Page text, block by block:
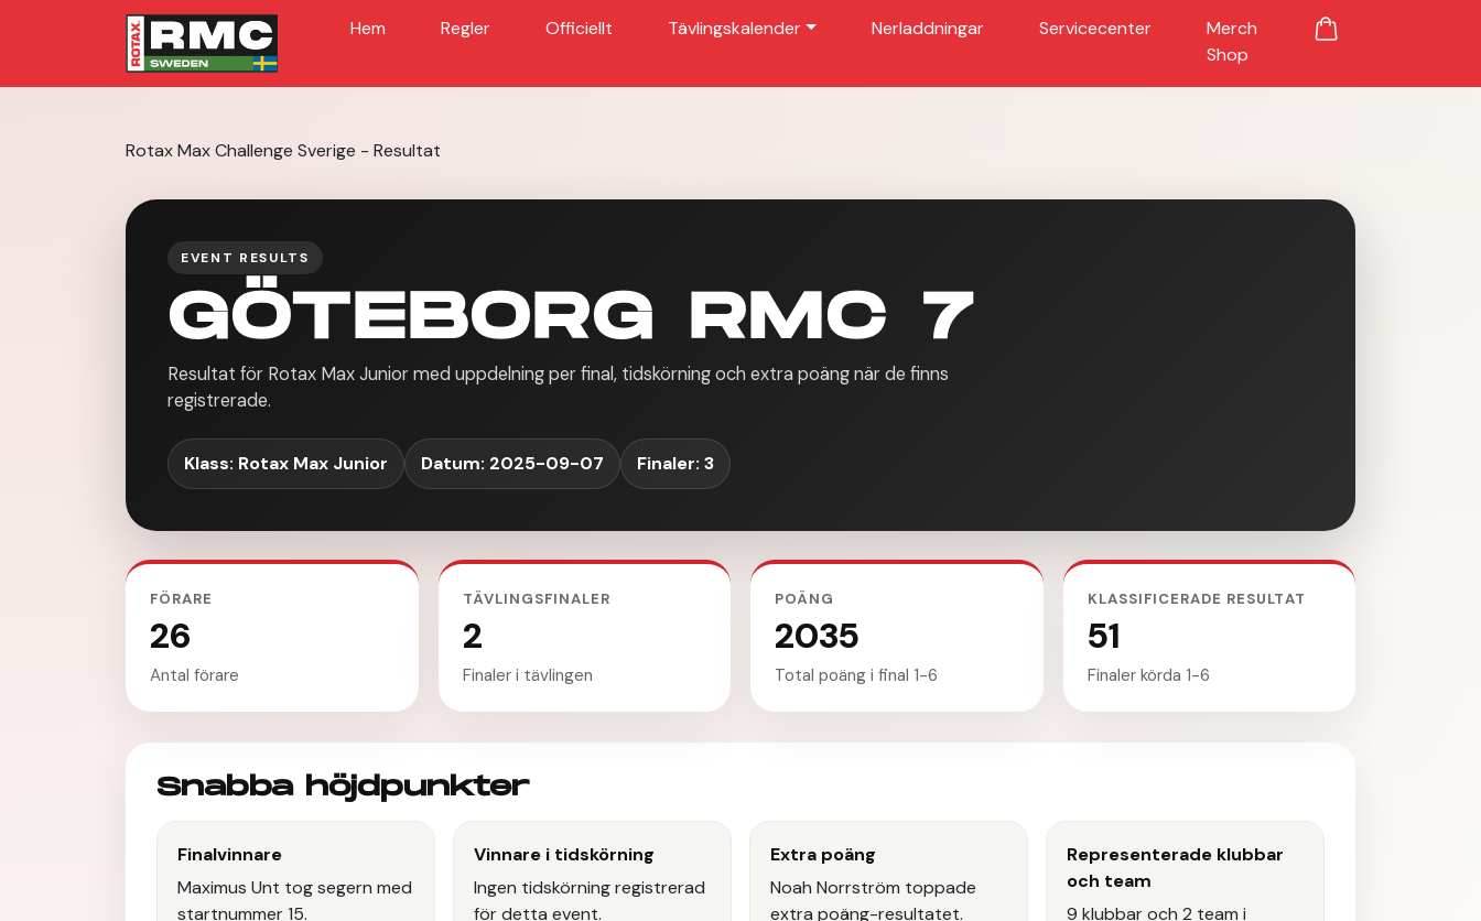
Hem Regler Officiellt Tävlingskalender Nerladdningar Servicecenter
Merch
Shop
Rotax Max Challenge Sverige - Resultat
EVENT RESULTS
GÖTEBORG RMC 7
Resultat för Rotax Max Junior med uppdelning per final, tidskörning och extra poäng när de finns
registrerade.
Klass: Rotax Max Junior Datum: 2025-09-07 Finaler: 3
FÖRARE
26
Antal förare
TÄVLINGSFINALER
2
Finaler i tävlingen
POÄNG
2035
Total poäng i final 1-6
KLASSIFICERADE RESULTAT
51
Finaler körda 1-6
Snabba höjdpunkter
Finalvinnare
Maximus Unt tog segern med
startnummer 15.
Vinnare i tidskörning
Ingen tidskörning registrerad
för detta event.
Extra poäng
Noah Norrström toppade
extra poäng-resultatet.
Representerade klubbar
och team
9 klubbar och 2 team i